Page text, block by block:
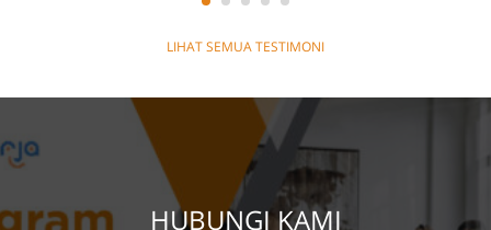
LIHAT SEMUA TESTIMONI
HUBUNGI KAMI